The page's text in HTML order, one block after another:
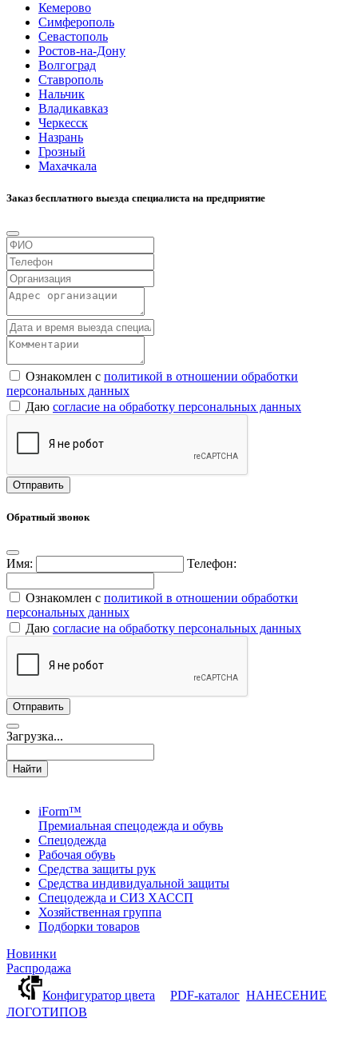
Кемерово
Симферополь
Севастополь
Ростов-на-Дону
Волгоград
Ставрополь
Нальчик
Владикавказ
Черкесск
Назрань
Грозный
Махачкала
Заказ бесплатного выезда специалиста на предприятие
Ознакомлен с политикой в отношении обработки
персональных данных
Даю согласие на обработку персональных данных
Обратный звонок
Имя: Телефон:
Ознакомлен с политикой в отношении обработки
персональных данных
Даю согласие на обработку персональных данных
Загрузка...
Найти
iForm™
Премиальная спецодежда и обувь
Спецодежда
Рабочая обувь
Средства защиты рук
Средства индивидуальной защиты
Спецодежда и СИЗ ХАССП
Хозяйственная группа
Подборки товаров
Новинки
Распродажа
Конфигуратор цвета
PDF-каталог НАНЕСЕНИЕ
ЛОГОТИПОВ